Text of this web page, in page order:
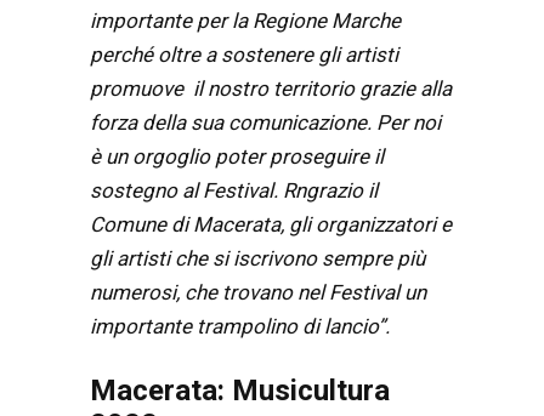
importante per la Regione Marche
perché oltre a sostenere gli artisti
promuove il nostro territorio grazie alla
forza della sua comunicazione. Per noi
è un orgoglio poter proseguire il
sostegno al Festival. Rngrazio il
Comune di Macerata, gli organizzatori e
gli artisti che si iscrivono sempre più
numerosi, che trovano nel Festival un
importante trampolino di lancio”.
Macerata: Musicultura